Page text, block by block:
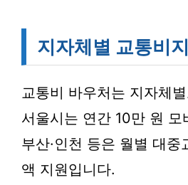
지자체별 교통비
교통비 바우처는 지자체
서울시는 연간 10만 원 모
부산·인천 등은 월별 대중
액 지원입니다.